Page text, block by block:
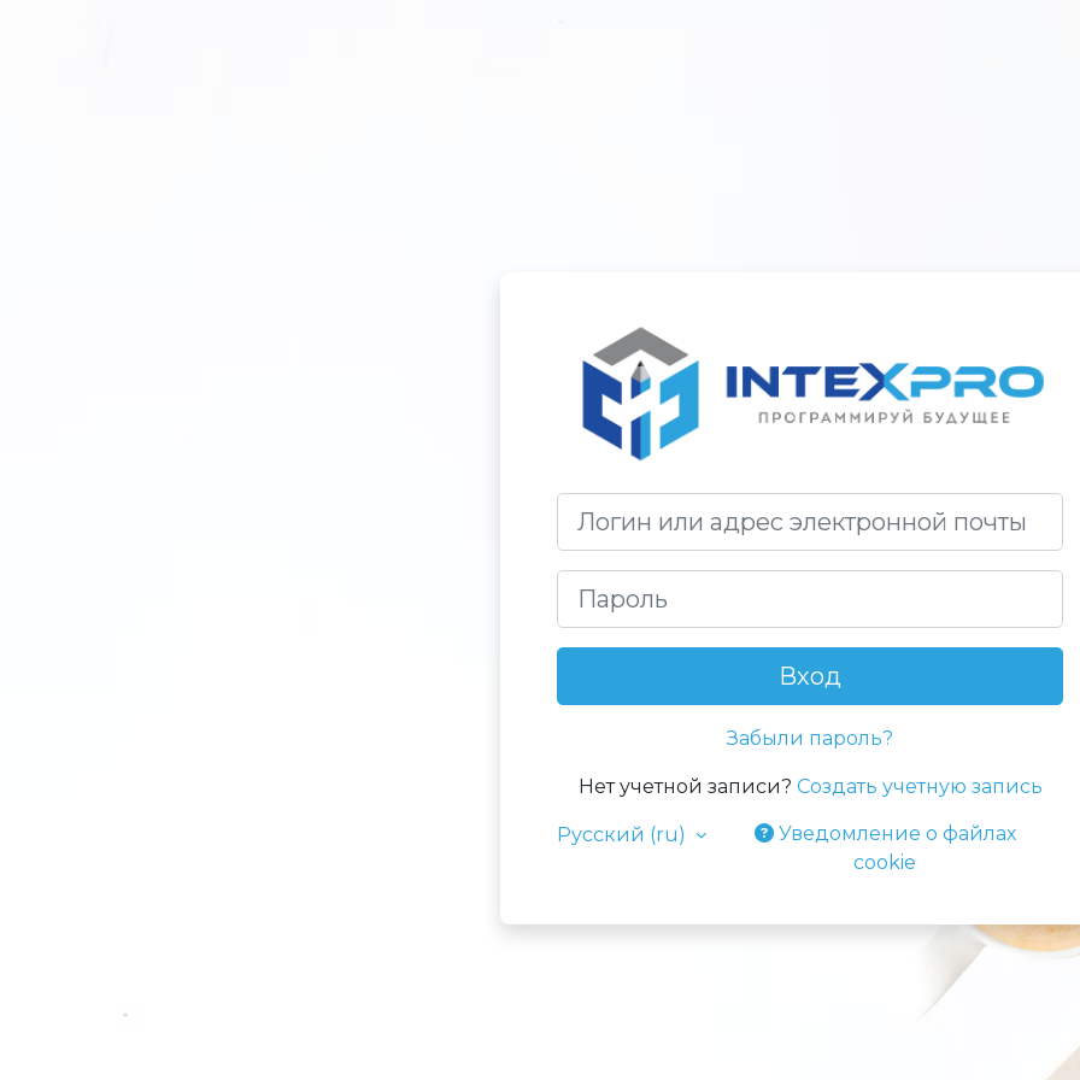
Зайти на
Пропустить и перейти к созданию новой учетной
Вход
Забыли пароль?
Нет учетной записи? Создать учетную запись
Русский ‎(ru)‎
Уведомление о файлах
cookie